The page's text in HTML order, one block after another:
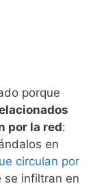
porque
por la red:
en
circulan por
se infiltran en